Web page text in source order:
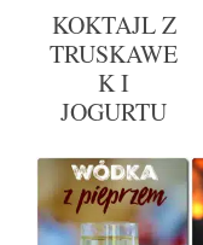
KOKTAJL Z
TRUSKAWE
K I
JOGURTU